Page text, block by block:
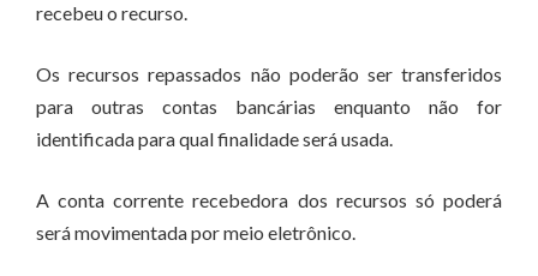
recebeu o recurso.
Os recursos repassados não poderão ser transferidos
para outras contas bancárias enquanto não for
identificada para qual finalidade será usada.
A conta corrente recebedora dos recursos só poderá
será movimentada por meio eletrônico.